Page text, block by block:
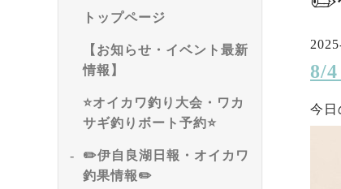
トップページ
【お知らせ・イベント最新
情報】
⭐️オイカワ釣り大会・ワカ
サギ釣りボート予約⭐️
✏️伊自良湖日報・オイカワ
釣果情報✏️
8/
今日